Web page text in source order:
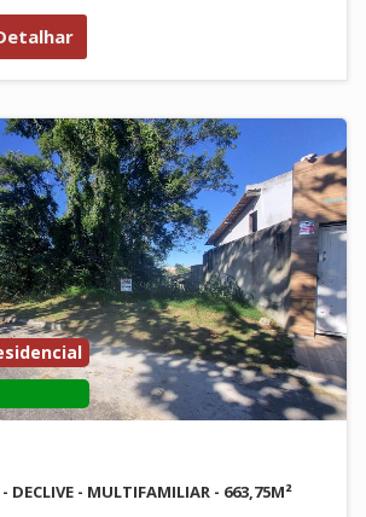
DECLIVE - MULTIFAMILIAR - 663,75M²